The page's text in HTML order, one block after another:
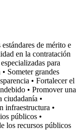
de mérito e
en la contratación
para
Someter grandes
• Fortalecer el
• Promover una
ciudadanía •
infraestructura •
públicos •
los recursos públicos